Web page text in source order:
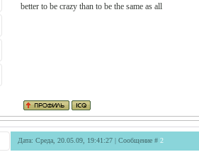
better to be crazy than to be the same as all
Дата: Среда, 20.05.09, 19:41:27 | Сообщение # 2